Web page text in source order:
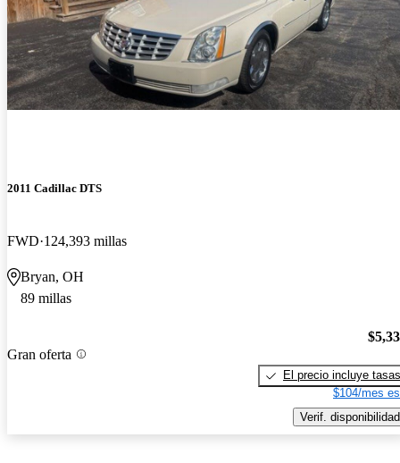
2011 Cadillac DTS
FWD 124,393 millas
Bryan, OH
89 millas
Gran oferta
El precio incluye tasas
$104/mes
Verif. disponibilidad